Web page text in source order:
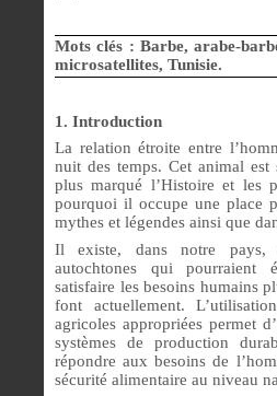
Mots clés : Barbe, arabe-
microsatellites, Tunisie.
1. Introduction
La relation étroite entre
nuit des temps. Cet animal
plus marqué l’Histoire et les
pourquoi il occupe une place
mythes et légendes ainsi que
Il existe, dans notre pays,
autochtones qui pourraient
satisfaire les besoins humains
font actuellement.
agricoles appropriées permet
systèmes de production
répondre aux besoins de
sécurité alimentaire au niveau